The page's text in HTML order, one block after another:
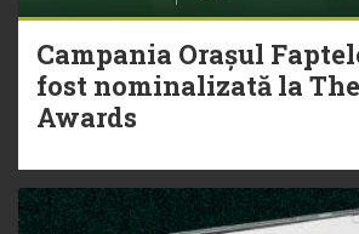
Campania Orașul
fost nominalizată la
Awards